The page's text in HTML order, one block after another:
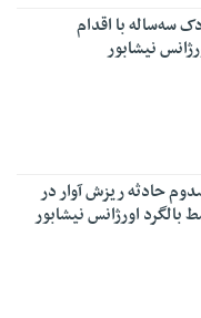
سه‌ساله با اقدام
نیشابور
حادثه ریزش آوار در
بالگرد اورژانس نیشابور